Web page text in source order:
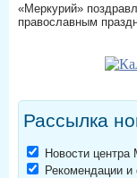
«Меркурий»
православным
Рассылка
Новости центра
Рекомендации